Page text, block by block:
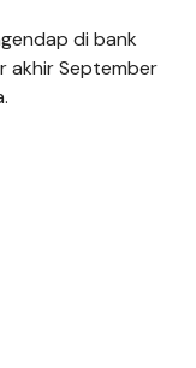
di bank
akhir September